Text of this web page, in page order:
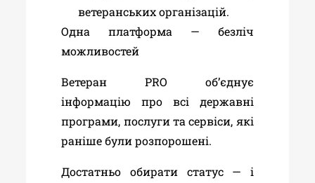
ветеранських організацій.
Одна платформа — безліч
можливостей
Ветеран PRO об’єднує
інформацію про всі державні
програми, послуги та сервіси, які
раніше були розпорошені.
Достатньо обирати статус — і